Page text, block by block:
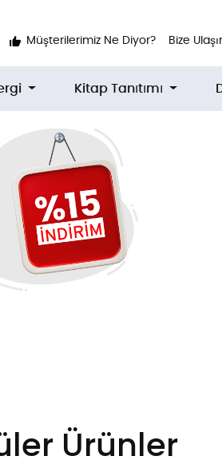
Müşterilerimiz Ne Diyor? Bize
Kitap Tanıtımı
Ürünler